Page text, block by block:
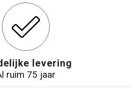
levering
ruim 75 jaar